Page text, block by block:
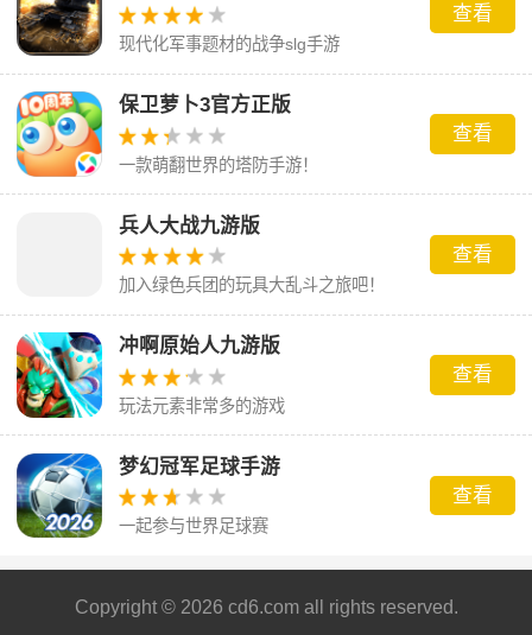
现代化军事题材的战争slg手游
查看
保卫萝卜3官方正版
一款萌翻世界的塔防手游！
查看
兵人大战九游版
加入绿色兵团的玩具大乱斗之旅吧！
查看
冲啊原始人九游版
玩法元素非常多的游戏
查看
梦幻冠军足球手游
一起参与世界足球赛
查看
Copyright © 2026 cd6.com all rights reserved.